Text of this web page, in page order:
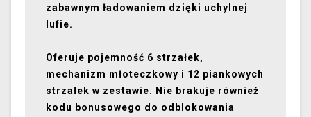
zabawnym ładowaniem dzięki uchylnej
lufie.
Oferuje pojemność 6 strzałek,
mechanizm młoteczkowy i 12 piankowych
strzałek w zestawie. Nie brakuje również
kodu bonusowego do odblokowania